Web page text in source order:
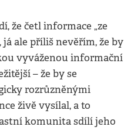
že četl informace „ze
ale příliš nevěřím, že by
vyváženou informační
– že by se
rozrůzněnými
živě vysílal, a to
komunita sdílí jeho